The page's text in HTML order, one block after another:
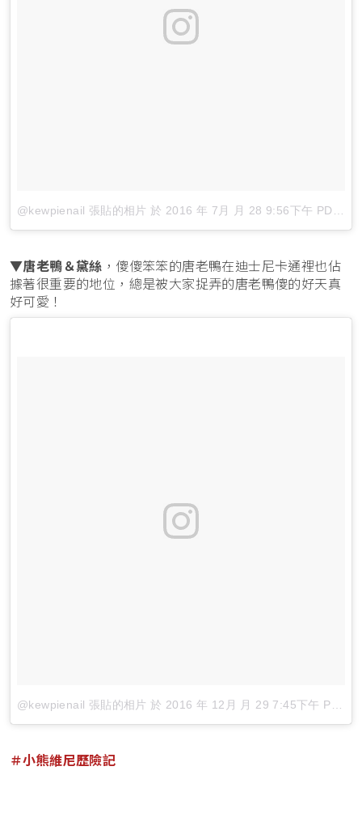
@kewpienail 張貼的相片 於 2016 年 7月 月 28 9:56下午 PDT
▼唐老鴨＆黛絲 ，傻傻笨笨的唐老鴨在迪士尼卡通裡也佔
據著很重要的地位，總是被大家捉弄的唐老鴨傻的好天真
好可愛！
@kewpienail 張貼的相片 於 2016 年 12月 月 29 7:45下午 PST
＃小熊維尼歷險記